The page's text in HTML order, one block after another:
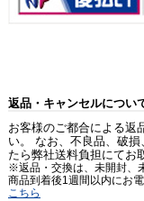
返品・キャンセルについ
お客様のご都合による返
い。 なお、不良品、破
たら弊社送料負担にてお
※返品・交換は、未開封、
商品到着後1週間以内にお
こちら